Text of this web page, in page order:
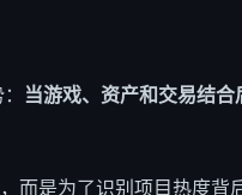
当游戏、资产和交易结
而是为了识别项目热度背